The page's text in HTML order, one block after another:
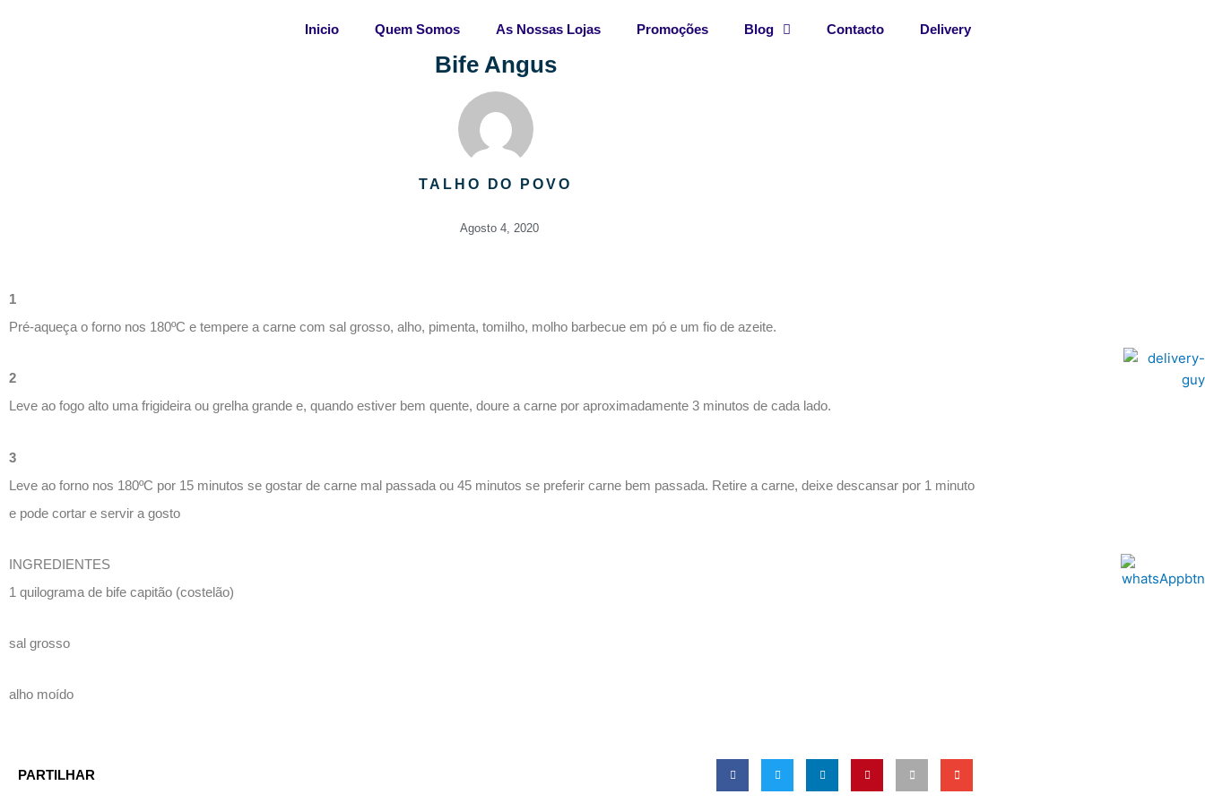
Inicio Quem Somos As Nossas Lojas Promoções Blog Contacto Delivery
Bife Angus
TALHO DO POVO
Agosto 4, 2020
1
Pré-aqueça o forno nos 180ºC e tempere a carne com sal grosso, alho, pimenta, tomilho, molho barbecue em pó e um fio de azeite.
2
Leve ao fogo alto uma frigideira ou grelha grande e, quando estiver bem quente, doure a carne por aproximadamente 3 minutos de cada lado.
3
Leve ao forno nos 180ºC por 15 minutos se gostar de carne mal passada ou 45 minutos se preferir carne bem passada. Retire a carne, deixe descansar por 1 minuto
e pode cortar e servir a gosto
INGREDIENTES
1 quilograma de bife capitão (costelão)
sal grosso
alho moído
PARTILHAR